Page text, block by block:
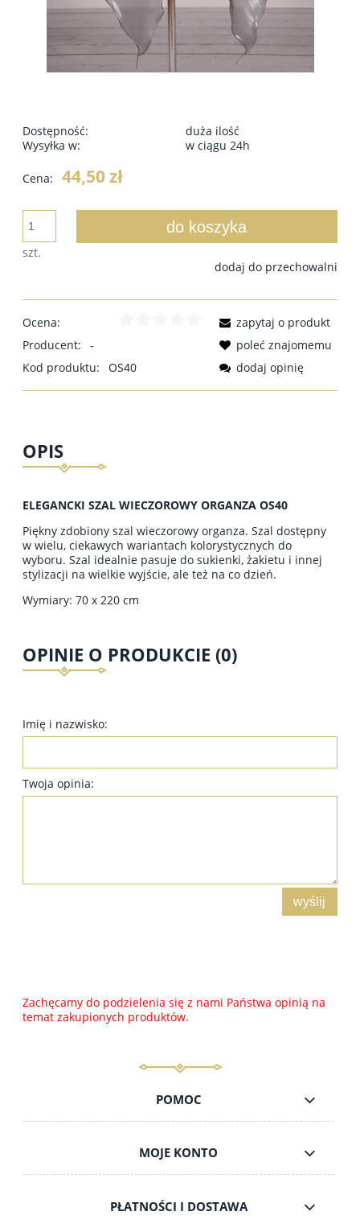
Dostępność:
duża ilość
Wysyłka w:
w ciągu 24h
Cena: 44,50 zł
szt.
do koszyka
dodaj do przechowalni
Ocena:
Producent:
-
Kod produktu:
OS40
zapytaj o produkt
poleć znajomemu
dodaj opinię
OPIS
ELEGANCKI SZAL WIECZOROWY ORGANZA OS40
Piękny zdobiony szal wieczorowy organza. Szal dostępny
w wielu, ciekawych wariantach kolorystycznych do
wyboru. Szal idealnie pasuje do sukienki, żakietu i innej
stylizacji na wielkie wyjście, ale też na co dzień.
Wymiary: 70 x 220 cm
OPINIE O PRODUKCIE (0)
Imię i nazwisko:
Twoja opinia:
wyślij
Zachęcamy do podzielenia się z nami Państwa opinią na
temat zakupionych produktów.
POMOC
MOJE KONTO
PŁATNOŚCI I DOSTAWA